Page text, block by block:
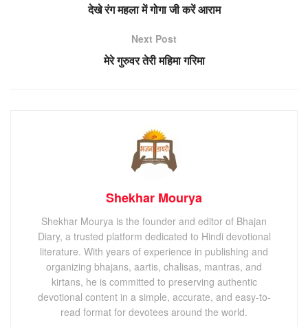
देखे रंग महला में गोगा जी करें आराम
Next Post
मेरे गुरुवर तेरी महिमा गरिमा
Shekhar Mourya
Shekhar Mourya is the founder and editor of Bhajan
Diary, a trusted platform dedicated to Hindi devotional
literature. With years of experience in publishing and
organizing bhajans, aartis, chalisas, mantras, and
kirtans, he is committed to preserving authentic
devotional content in a simple, accurate, and easy-to-
read format for devotees around the world.